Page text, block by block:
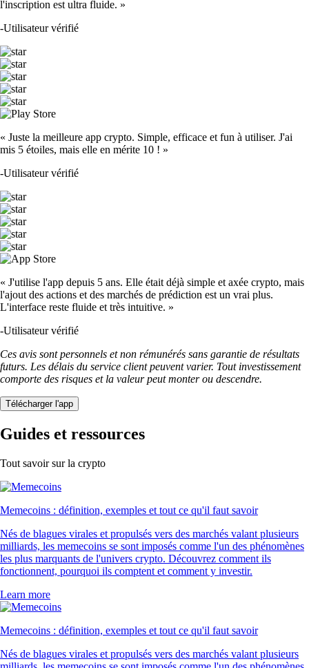
l'inscription est ultra fluide. »
-Utilisateur vérifié
« Juste la meilleure app crypto. Simple, efficace et fun à utiliser. J'ai
mis 5 étoiles, mais elle en mérite 10 ! »
-Utilisateur vérifié
« J'utilise l'app depuis 5 ans. Elle était déjà simple et axée crypto, mais
l'ajout des actions et des marchés de prédiction est un vrai plus.
L'interface reste fluide et très intuitive. »
-Utilisateur vérifié
Ces avis sont personnels et non rémunérés sans garantie de résultats
futurs. Les délais du service client peuvent varier. Tout investissement
comporte des risques et la valeur peut monter ou descendre.
Télécharger l'app
Guides et ressources
Tout savoir sur la crypto
Memecoins : définition, exemples et tout ce qu'il faut savoir
Nés de blagues virales et propulsés vers des marchés valant plusieurs
milliards, les memecoins se sont imposés comme l'un des phénomènes
les plus marquants de l'univers crypto. Découvrez comment ils
fonctionnent, pourquoi ils comptent et comment y investir.
Learn more
Memecoins : définition, exemples et tout ce qu'il faut savoir
Nés de blagues virales et propulsés vers des marchés valant plusieurs